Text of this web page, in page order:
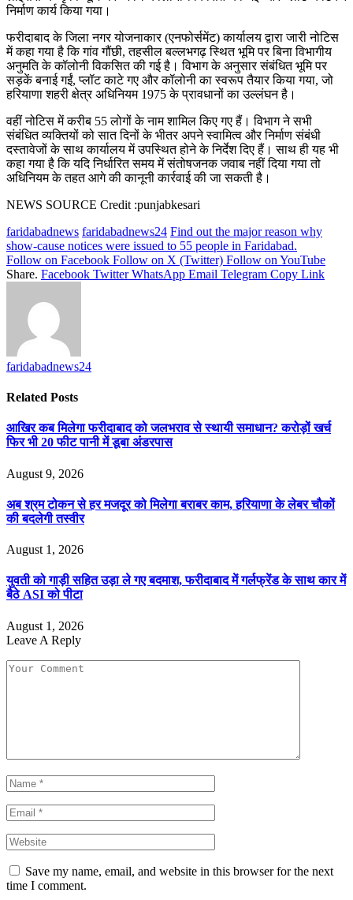
निर्माण कार्य किया गया।
फरीदाबाद के जिला नगर योजनाकार (एनफोर्समेंट) कार्यालय द्वारा जारी नोटिस
में कहा गया है कि गांव गौंछी, तहसील बल्लभगढ़ स्थित भूमि पर बिना विभागीय
अनुमति के कॉलोनी विकसित की गई है। विभाग के अनुसार संबंधित भूमि पर
सड़कें बनाई गईं, प्लॉट काटे गए और कॉलोनी का स्वरूप तैयार किया गया, जो
हरियाणा शहरी क्षेत्र अधिनियम 1975 के प्रावधानों का उल्लंघन है।
वहीं नोटिस में करीब 55 लोगों के नाम शामिल किए गए हैं। विभाग ने सभी
संबंधित व्यक्तियों को सात दिनों के भीतर अपने स्वामित्व और निर्माण संबंधी
दस्तावेजों के साथ कार्यालय में उपस्थित होने के निर्देश दिए हैं। साथ ही यह भी
कहा गया है कि यदि निर्धारित समय में संतोषजनक जवाब नहीं दिया गया तो
अधिनियम के तहत आगे की कानूनी कार्रवाई की जा सकती है।
NEWS SOURCE Credit :punjabkesari
faridabadnews faridabadnews24 Find out the major reason why
show-cause notices were issued to 55 people in Faridabad.
Follow on Facebook Follow on X (Twitter) Follow on YouTube
Share. Facebook Twitter WhatsApp Email Telegram Copy Link
faridabadnews24
Related Posts
आखिर कब मिलेगा फरीदाबाद को जलभराव से स्थायी समाधान? करोड़ों खर्च
फिर भी 20 फीट पानी में डूबा अंडरपास
August 9, 2026
अब श्रम टोकन से हर मजदूर को मिलेगा बराबर काम, हरियाणा के लेबर चौकों
की बदलेगी तस्वीर
August 1, 2026
युवती को गाड़ी सहित उड़ा ले गए बदमाश, फरीदाबाद में गर्लफ्रेंड के साथ कार में
बैठे ASI को पीटा
August 1, 2026
Leave A Reply
Save my name, email, and website in this browser for the next
time I comment.